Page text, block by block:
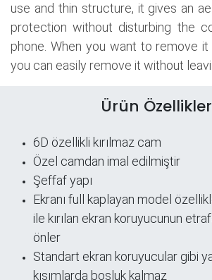
use and thin structure, it gives an
protection without disturbing the
phone. When you want to remove
you can easily remove it without
Ürün
6D özellikli kırılmaz cam
Özel camdan imal edilmiştir
Şeffaf yapı
​Ekranı full kaplayan model
ile kırılan ekran koruyucunun
önler
Standart ekran koruyucular gibi
kısımlarda boşluk kalmaz